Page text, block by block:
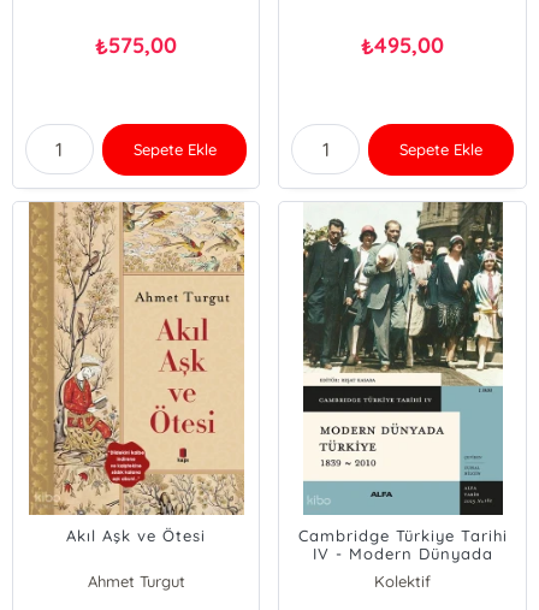
₺575,00
Sepete Ekle
₺495,00
Sepete Ekle
Akıl Aşk ve Ötesi
Ahmet Turgut
Cambridge Türkiye Tarihi
IV - Modern Dünyada
Türkiye 1839-2010
Kolektif